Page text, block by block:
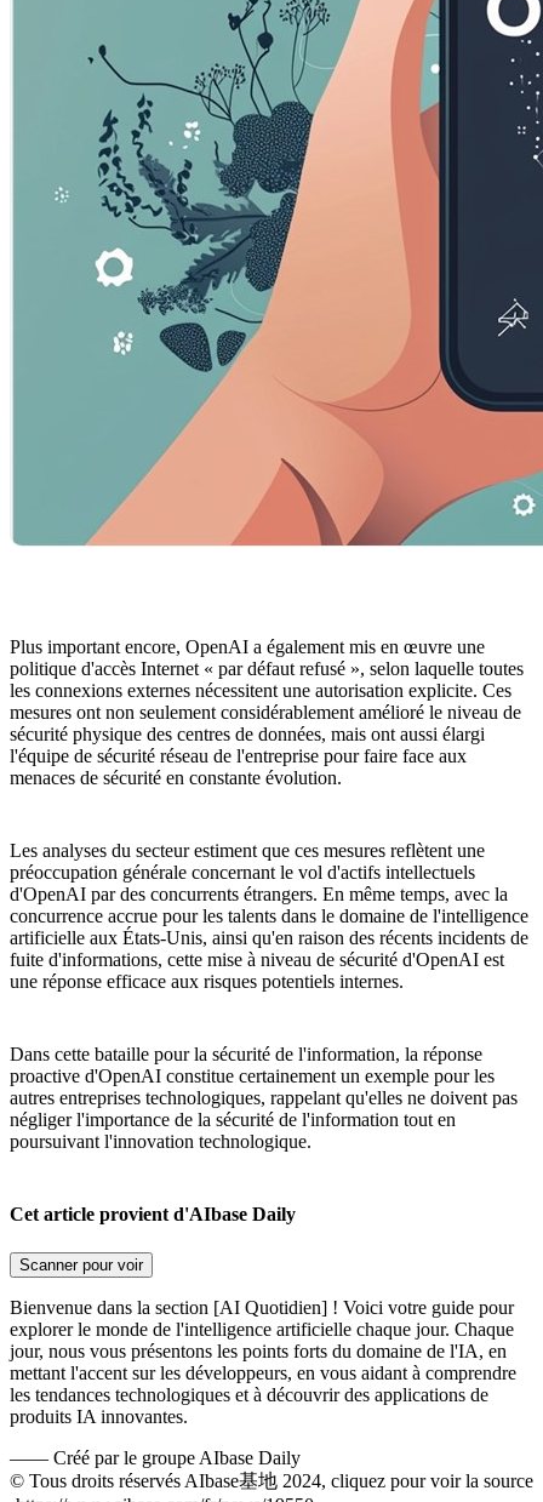
Plus important encore, OpenAI a également mis en œuvre une
politique d'accès Internet « par défaut refusé », selon laquelle toutes
les connexions externes nécessitent une autorisation explicite. Ces
mesures ont non seulement considérablement amélioré le niveau de
sécurité physique des centres de données, mais ont aussi élargi
l'équipe de sécurité réseau de l'entreprise pour faire face aux
menaces de sécurité en constante évolution.
Les analyses du secteur estiment que ces mesures reflètent une
préoccupation générale concernant le vol d'actifs intellectuels
d'OpenAI par des concurrents étrangers. En même temps, avec la
concurrence accrue pour les talents dans le domaine de l'intelligence
artificielle aux États-Unis, ainsi qu'en raison des récents incidents de
fuite d'informations, cette mise à niveau de sécurité d'OpenAI est
une réponse efficace aux risques potentiels internes.
Dans cette bataille pour la sécurité de l'information, la réponse
proactive d'OpenAI constitue certainement un exemple pour les
autres entreprises technologiques, rappelant qu'elles ne doivent pas
négliger l'importance de la sécurité de l'information tout en
poursuivant l'innovation technologique.
Cet article provient d'AIbase Daily
Scanner pour voir
Bienvenue dans la section [AI Quotidien] ! Voici votre guide pour
explorer le monde de l'intelligence artificielle chaque jour. Chaque
jour, nous vous présentons les points forts du domaine de l'IA, en
mettant l'accent sur les développeurs, en vous aidant à comprendre
les tendances technologiques et à découvrir des applications de
produits IA innovantes.
—— Créé par le groupe AIbase Daily
© Tous droits réservés AIbase基地 2024, cliquez pour voir la source